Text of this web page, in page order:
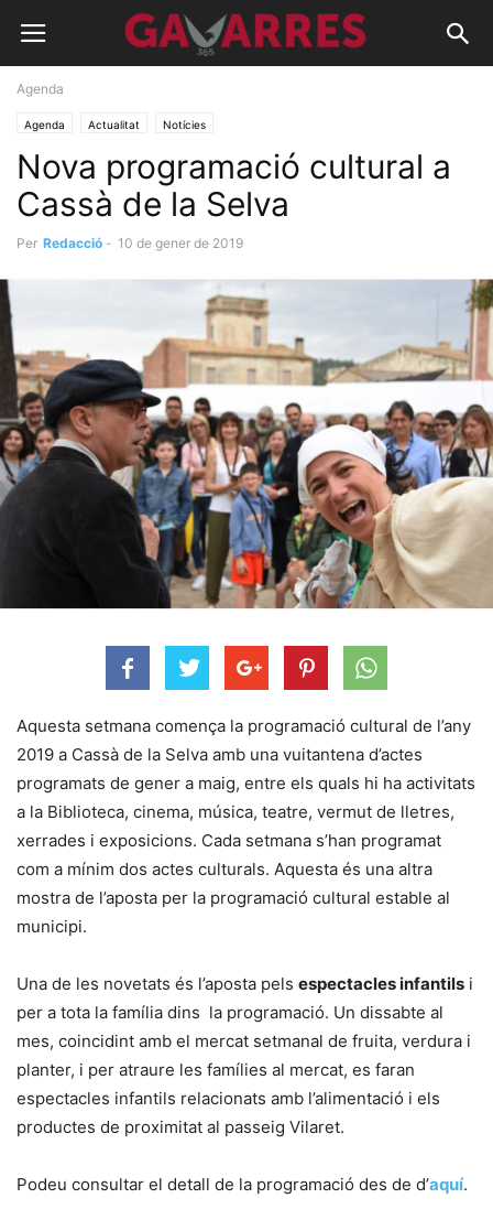
Agenda
Agenda Actualitat Notícies
Nova programació cultural a
Cassà de la Selva
Per Redacció - 10 de gener de 2019
Aquesta setmana comença la programació cultural de l’any
2019 a Cassà de la Selva amb una vuitantena d’actes
programats de gener a maig, entre els quals hi ha activitats
a la Biblioteca, cinema, música, teatre, vermut de lletres,
xerrades i exposicions. Cada setmana s’han programat
com a mínim dos actes culturals. Aquesta és una altra
mostra de l’aposta per la programació cultural estable al
municipi.
Una de les novetats és l’aposta pels espectacles infantils i
per a tota la família dins la programació. Un dissabte al
mes, coincidint amb el mercat setmanal de fruita, verdura i
planter, i per atraure les famílies al mercat, es faran
espectacles infantils relacionats amb l’alimentació i els
productes de proximitat al passeig Vilaret.
Podeu consultar el detall de la programació des de d’aquí.